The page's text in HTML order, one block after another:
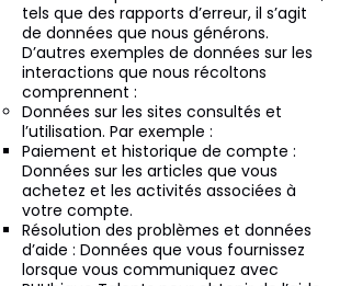
tels que des rapports d’erreur, il s’agit
de données que nous générons.
D’autres exemples de données sur les
interactions que nous récoltons
comprennent :
Données sur les sites consultés et
l’utilisation. Par exemple :
Paiement et historique de compte :
Données sur les articles que vous
achetez et les activités associées à
votre compte.
Résolution des problèmes et données
d’aide : Données que vous fournissez
lorsque vous communiquez avec